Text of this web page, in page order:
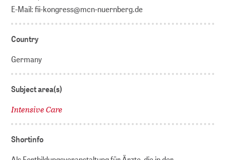
E-Mail: fii-kongress@mcn-nuernberg.de
Country
Germany
Subject area(s)
Intensive Care
Shortinfo